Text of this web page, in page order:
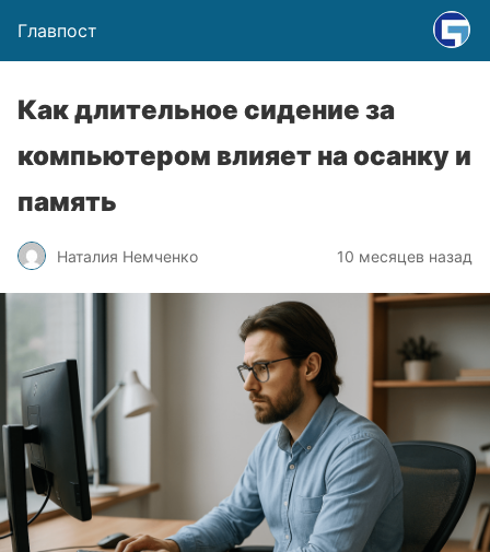
Главпост
Как длительное сидение за
компьютером влияет на осанку и
память
Наталия Немченко 10 месяцев назад